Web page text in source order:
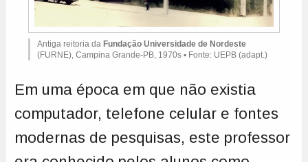
Antiga reitoria da Fundação Universidade de Nordeste
(FURNE), Campina Grande-PB, 1970s ▪ Fonte: UEPB (adapt.)
Em uma época em que não existia
computador, telefone celular e fontes
modernas de pesquisas, este professor